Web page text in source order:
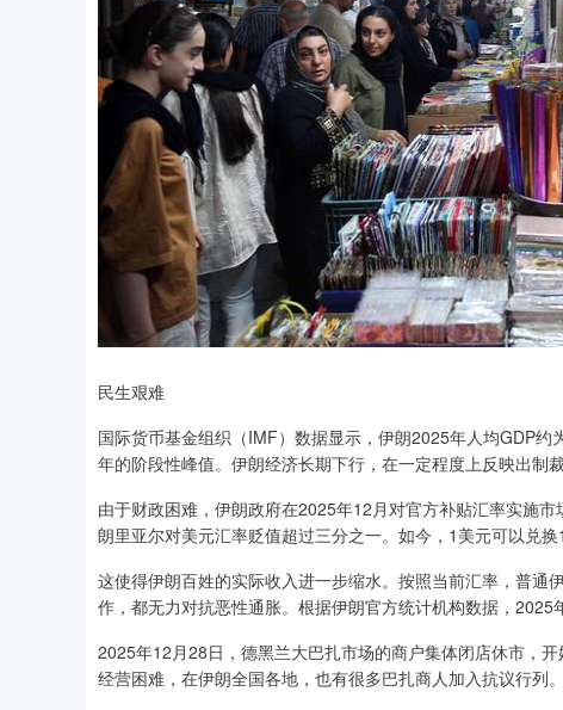
民生艰难
国际货币基金组织（IMF）数据显示，伊朗2025年人均GDP
年的阶段性峰值。伊朗经济长期下行，在一定程度上反映出制
由于财政困难，伊朗政府在2025年12月对官方补贴汇率实施
朗里亚尔对美元汇率贬值超过三分之一。如今，1美元可以兑换
这使得伊朗百姓的实际收入进一步缩水。按照当前汇率，普
作，都无力对抗恶性通胀。根据伊朗官方统计机构数据，2025
2025年12月28日，德黑兰大巴扎市场的商户集体闭店休市，
经营困难，在伊朗全国各地，也有很多巴扎商人加入抗议行列。